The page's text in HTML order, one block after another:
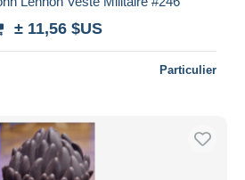
± 11,56 $US
Particulier